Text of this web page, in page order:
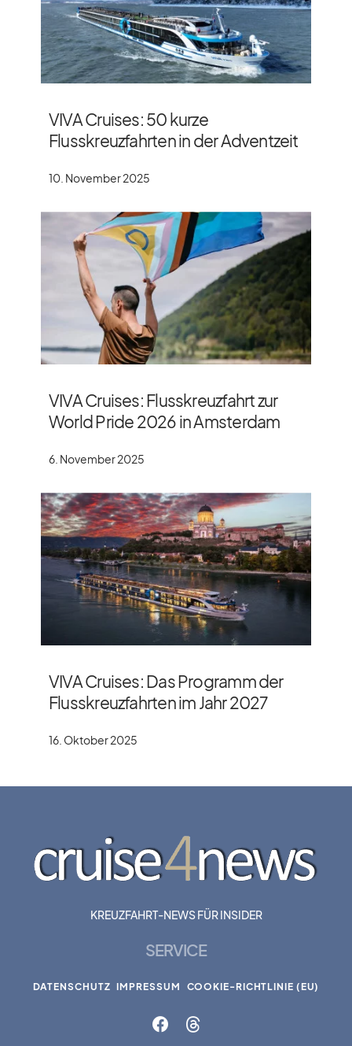
VIVA Cruises: 50 kurze
Flusskreuzfahrten in der Adventzeit
10. November 2025
VIVA Cruises: Flusskreuzfahrt zur
World Pride 2026 in Amsterdam
6. November 2025
VIVA Cruises: Das Programm der
Flusskreuzfahrten im Jahr 2027
16. Oktober 2025
KREUZFAHRT-NEWS FÜR INSIDER
SERVICE
DATENSCHUTZ IMPRESSUM COOKIE-RICHTLINIE (EU)